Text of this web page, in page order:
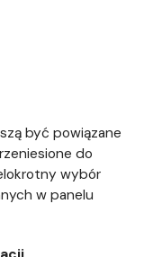
być powiązane
do
wybór
w panelu